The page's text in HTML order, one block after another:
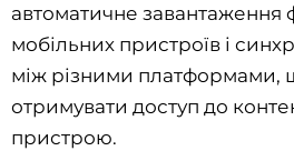
автоматичне завантаження
мобільних пристроїв і
між різними платформами,
отримувати доступ до
пристрою.